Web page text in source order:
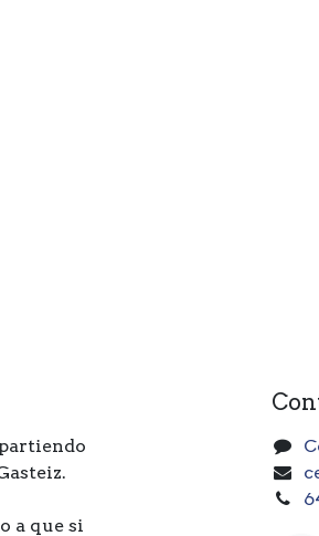
a que si